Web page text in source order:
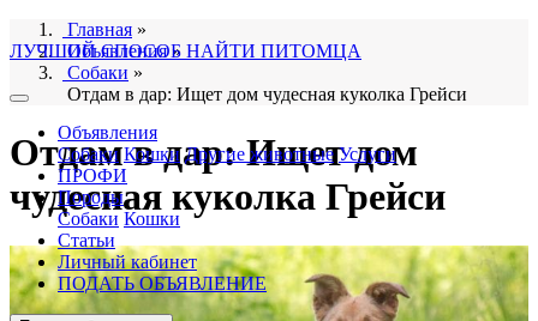
ЛУЧШИЙ СПОСОБ НАЙТИ ПИТОМЦА
Объявления
Собаки Кошки Другие животные Услуги
ПРОФИ
Породы
Собаки Кошки
Статьи
Личный кабинет
ПОДАТЬ ОБЪЯВЛЕНИЕ
Главная »
Объявления»
Собаки »
Отдам в дар: Ищет дом чудесная куколка Грейси
Отдам в дар: Ищет дом
чудесная куколка Грейси